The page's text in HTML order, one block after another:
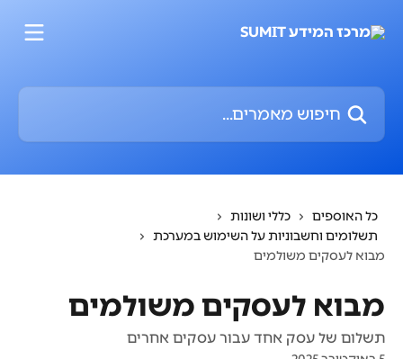
חיפוש מאמרים...
כל האוספים
כללי ושונות
תשלומים וחשבוניות על השימוש במערכת
מבוא לעסקים משולמים
מבוא לעסקים משולמים
תשלום של עסק אחד עבור עסקים אחרים